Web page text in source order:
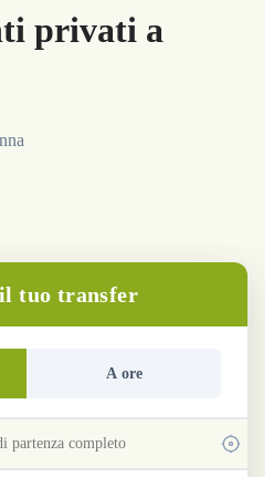
privati a
tuo transfer
A ore